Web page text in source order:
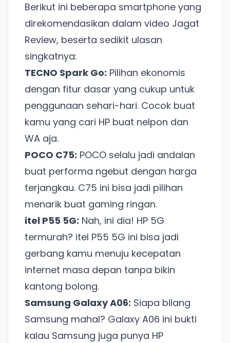
Berikut ini beberapa smartphone yang
direkomendasikan dalam video Jagat
Review, beserta sedikit ulasan
singkatnya:
TECNO Spark Go: Pilihan ekonomis
dengan fitur dasar yang cukup untuk
penggunaan sehari-hari. Cocok buat
kamu yang cari HP buat nelpon dan
WA aja.
POCO C75: POCO selalu jadi andalan
buat performa ngebut dengan harga
terjangkau. C75 ini bisa jadi pilihan
menarik buat gaming ringan.
itel P55 5G: Nah, ini dia! HP 5G
termurah? itel P55 5G ini bisa jadi
gerbang kamu menuju kecepatan
internet masa depan tanpa bikin
kantong bolong.
Samsung Galaxy A06: Siapa bilang
Samsung mahal? Galaxy A06 ini bukti
kalau Samsung juga punya HP